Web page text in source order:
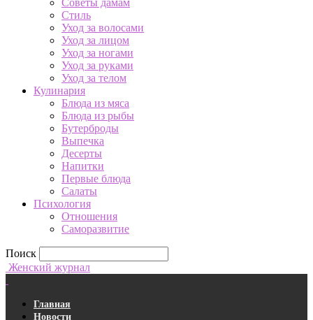
Советы дамам
Стиль
Уход за волосами
Уход за лицом
Уход за ногами
Уход за руками
Уход за телом
Кулинария
Блюда из мяса
Блюда из рыбы
Бутерброды
Выпечка
Десерты
Напитки
Первые блюда
Салаты
Психология
Отношения
Саморазвитие
Поиск
Женский журнал
Главная
Новости